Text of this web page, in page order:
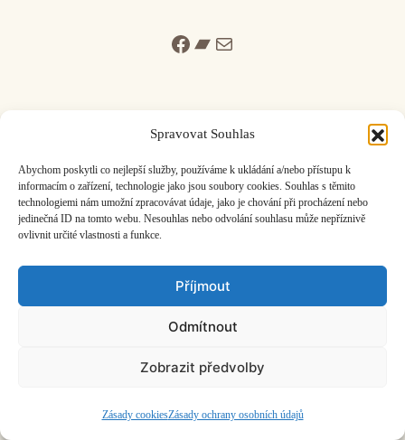
Spravovat Souhlas
Abychom poskytli co nejlepší služby, používáme k ukládání a/nebo přístupu k
informacím o zařízení, technologie jako jsou soubory cookies. Souhlas s těmito
technologiemi nám umožní zpracovávat údaje, jako je chování při procházení nebo
jedinečná ID na tomto webu. Nesouhlas nebo odvolání souhlasu může nepříznivě
ovlivnit určité vlastnosti a funkce.
Příjmout
Odmítnout
Zobrazit předvolby
Zásady cookiesZásady ochrany osobních údajů
Facebook
Bandcamp
Mail
ČASOPIS O JINÉ HUDBĚ | vydáváHudební informační středisko
založeno 2001 | Kontaktujte nás:info@hisvoice.cz
©2026 HISvoice – design a adminAtelier Dokument